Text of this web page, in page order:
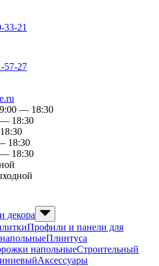
33-21
57-27
— 18:30
18:30
18:30
18:30
декора
Профили и панели для
Плинтуса
напольныеСтроительный
Аксессуары